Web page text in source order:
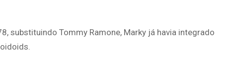
substituindo Tommy Ramone, Marky já havia integrado